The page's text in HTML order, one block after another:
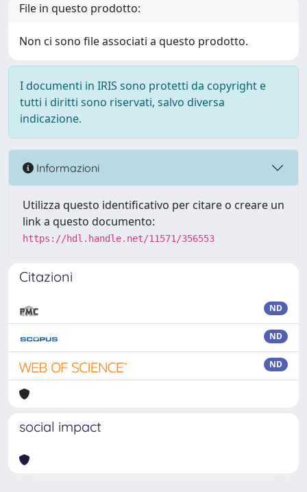
File in questo prodotto:
Non ci sono file associati a questo prodotto.
I documenti in IRIS sono protetti da copyright e
tutti i diritti sono riservati, salvo diversa
indicazione.
Informazioni
Utilizza questo identificativo per citare o creare un
link a questo documento:
https://hdl.handle.net/11571/356553
Citazioni
ND
ND
ND
social impact